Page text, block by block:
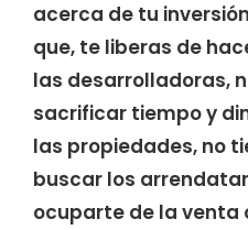
acerca de tu
que, te liberas de
las desarrolladoras,
sacrificar tiempo y
las propiedades, no
buscar los
ocuparte de la venta